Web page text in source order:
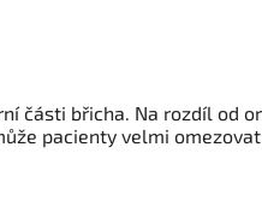
části břicha. Na rozdíl od
pacienty velmi